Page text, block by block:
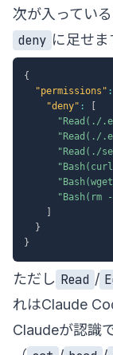
次が入ってい
deny に足せま
{
"permissions" :
"deny" :
"Read(./
"Read(./
"Read(./
}
}
ただし Read /
れはClaude
Claudeが認識